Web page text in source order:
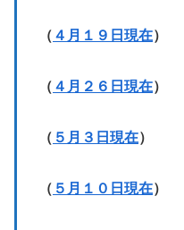
（ ４月１９日現在）
（ ４月２６日現在）
（ ５月３日現在） ：
（ ５月１０日現在）